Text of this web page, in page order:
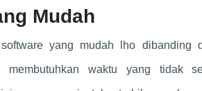
Mudah
yang mudah lho dibanding
waktu yang tidak